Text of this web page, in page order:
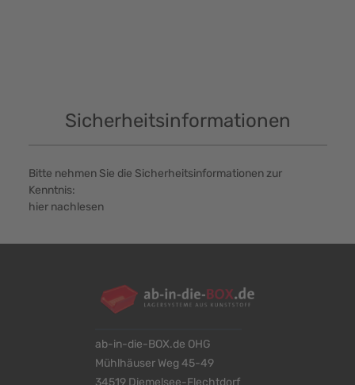
Sicherheitsinformationen
Bitte nehmen Sie die Sicherheitsinformationen zur
Kenntnis:
hier nachlesen
ab-in-die-BOX.de OHG
Mühlhäuser Weg 45-49
34519 Diemelsee-Flechtdorf